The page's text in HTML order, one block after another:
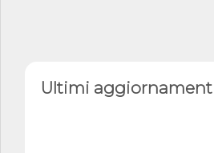
Ultimi